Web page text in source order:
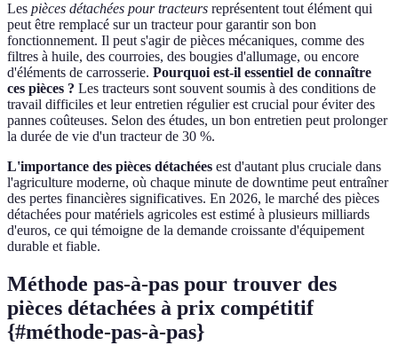
Les pièces détachées pour tracteurs représentent tout élément qui
peut être remplacé sur un tracteur pour garantir son bon
fonctionnement. Il peut s'agir de pièces mécaniques, comme des
filtres à huile, des courroies, des bougies d'allumage, ou encore
d'éléments de carrosserie. Pourquoi est-il essentiel de connaître
ces pièces ? Les tracteurs sont souvent soumis à des conditions de
travail difficiles et leur entretien régulier est crucial pour éviter des
pannes coûteuses. Selon des études, un bon entretien peut prolonger
la durée de vie d'un tracteur de 30 %.
L'importance des pièces détachées est d'autant plus cruciale dans
l'agriculture moderne, où chaque minute de downtime peut entraîner
des pertes financières significatives. En 2026, le marché des pièces
détachées pour matériels agricoles est estimé à plusieurs milliards
d'euros, ce qui témoigne de la demande croissante d'équipement
durable et fiable.
Méthode pas-à-pas pour trouver des
pièces détachées à prix compétitif
{#méthode-pas-à-pas}